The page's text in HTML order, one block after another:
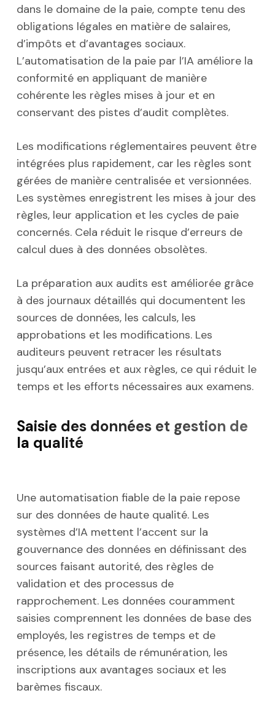
dans le domaine de la paie, compte tenu des
obligations légales en matière de salaires,
d’impôts et d’avantages sociaux.
L’automatisation de la paie par l’IA améliore la
conformité en appliquant de manière
cohérente les règles mises à jour et en
conservant des pistes d’audit complètes.
Les modifications réglementaires peuvent être
intégrées plus rapidement, car les règles sont
gérées de manière centralisée et versionnées.
Les systèmes enregistrent les mises à jour des
règles, leur application et les cycles de paie
concernés. Cela réduit le risque d’erreurs de
calcul dues à des données obsolètes.
La préparation aux audits est améliorée grâce
à des journaux détaillés qui documentent les
sources de données, les calculs, les
approbations et les modifications. Les
auditeurs peuvent retracer les résultats
jusqu’aux entrées et aux règles, ce qui réduit le
temps et les efforts nécessaires aux examens.
Saisie des données et gestion de
la qualité
Une automatisation fiable de la paie repose
sur des données de haute qualité. Les
systèmes d’IA mettent l’accent sur la
gouvernance des données en définissant des
sources faisant autorité, des règles de
validation et des processus de
rapprochement. Les données couramment
saisies comprennent les données de base des
employés, les registres de temps et de
présence, les détails de rémunération, les
inscriptions aux avantages sociaux et les
barèmes fiscaux.